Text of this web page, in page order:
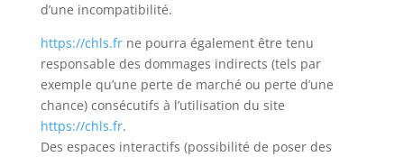
d’une incompatibilité.
https://chls.frne pourra également être tenu
responsable des dommages indirects (tels par
exemple qu’une perte de marché ou perte d’une
chance) consécutifs à l’utilisation du site
https://chls.fr.
Des espaces interactifs (possibilité de poser des